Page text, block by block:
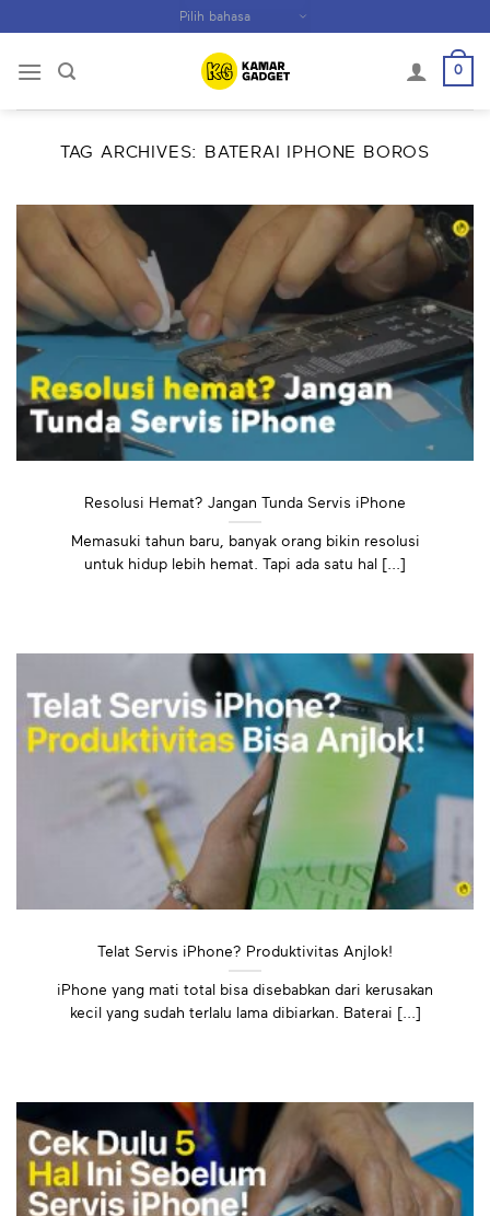
content
0
TAG ARCHIVES: BATERAI IPHONE BOROS
Resolusi Hemat? Jangan Tunda Servis iPhone
Memasuki tahun baru, banyak orang bikin resolusi
untuk hidup lebih hemat. Tapi ada satu hal [...]
Telat Servis iPhone? Produktivitas Anjlok!
iPhone yang mati total bisa disebabkan dari kerusakan
kecil yang sudah terlalu lama dibiarkan. Baterai [...]